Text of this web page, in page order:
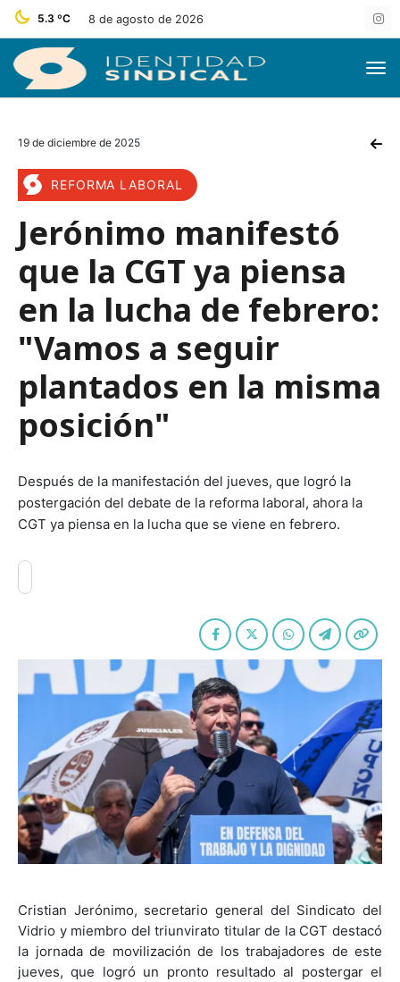
5.3 ºC 8 de agosto de 2026
19 de diciembre de 2025
REFORMA LABORAL
Jerónimo manifestó
que la CGT ya piensa
en la lucha de febrero:
"Vamos a seguir
plantados en la misma
posición"
Después de la manifestación del jueves, que logró la
postergación del debate de la reforma laboral, ahora la
CGT ya piensa en la lucha que se viene en febrero.
Cristian Jerónimo, secretario general del Sindicato del
Vidrio y miembro del triunvirato titular de la CGT destacó
la jornada de movilización de los trabajadores de este
jueves, que logró un pronto resultado al postergar el